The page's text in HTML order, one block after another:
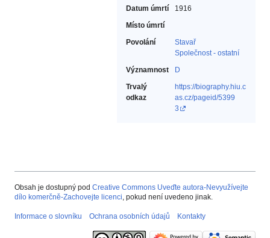
Datum úmrtí
1916
Místo úmrtí
Povolání
Stavař‎
Společnost - ostatní‎
Významnost
D
Trvalý
odkaz
https://biography.hiu.c
as.cz/pageid/5399
3
Obsah je dostupný pod Creative Commons Uveďte autora-Nevyužívejte
dílo komerčně-Zachovejte licenci, pokud není uvedeno jinak.
Informace o slovníku Ochrana osobních údajů Kontakty